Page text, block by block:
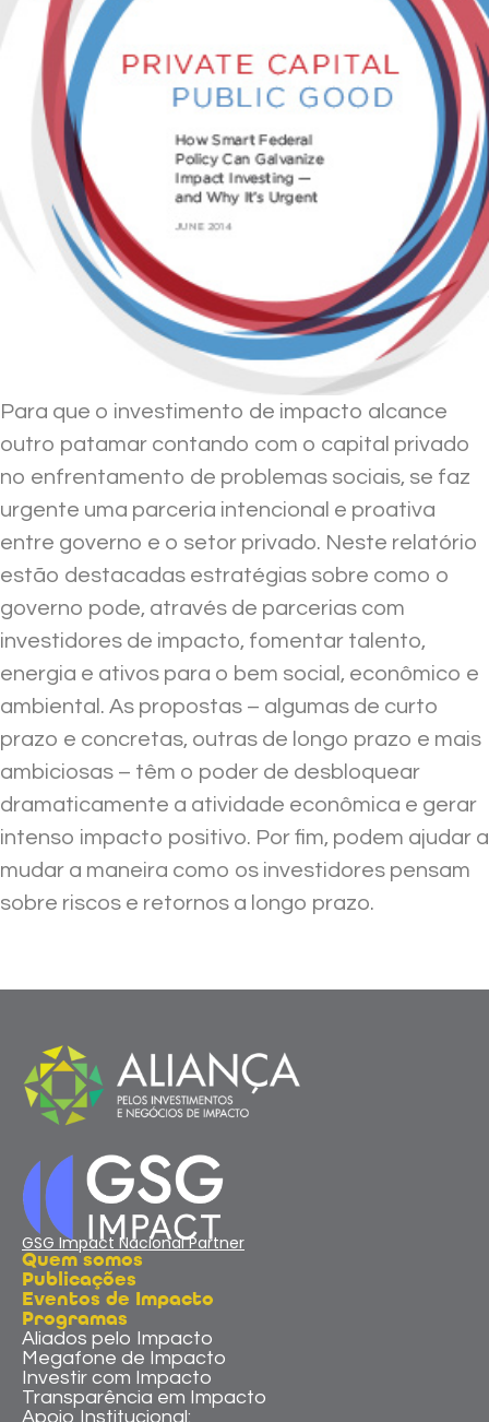
Para que o investimento de impacto alcance
outro patamar contando com o capital privado
no enfrentamento de problemas sociais, se faz
urgente uma parceria intencional e proativa
entre governo e o setor privado. Neste relatório
estão destacadas estratégias sobre como o
governo pode, através de parcerias com
investidores de impacto, fomentar talento,
energia e ativos para o bem social, econômico e
ambiental. As propostas – algumas de curto
prazo e concretas, outras de longo prazo e mais
ambiciosas – têm o poder de desbloquear
dramaticamente a atividade econômica e gerar
intenso impacto positivo. Por fim, podem ajudar a
mudar a maneira como os investidores pensam
sobre riscos e retornos a longo prazo.
GSG Impact Nacional Partner
Quem somos
Publicações
Eventos de Impacto
Programas
Aliados pelo Impacto
Megafone de Impacto
Investir com Impacto
Transparência em Impacto
Apoio Institucional: